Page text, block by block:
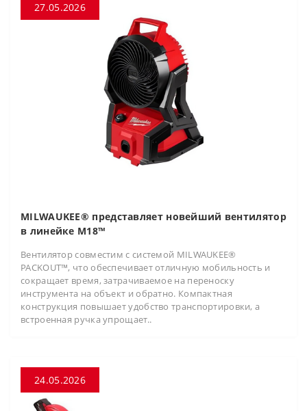
27.05.2026
MILWAUKEE® представляет новейший вентилятор
в линейке M18™
Вентилятор совместим с системой MILWAUKEE®
PACKOUT™, что обеспечивает отличную мобильность и
сокращает время, затрачиваемое на переноску
инструмента на объект и обратно. Компактная
конструкция повышает удобство транспортировки, а
встроенная ручка упрощает..
24.05.2026